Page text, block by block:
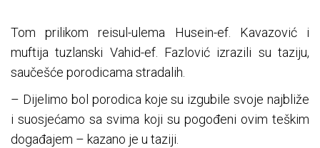
Tom prilikom reisul-ulema Husein-ef. Kavazović i
muftija tuzlanski Vahid-ef. Fazlović izrazili su taziju,
saučešće porodicama stradalih.
– Dijelimo bol porodica koje su izgubile svoje najbliže
i suosjećamo sa svima koji su pogođeni ovim teškim
događajem – kazano je u taziji.